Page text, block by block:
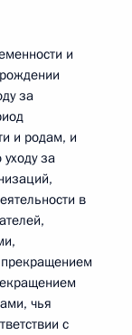
и
за
и родам, и
за
в
чья
с